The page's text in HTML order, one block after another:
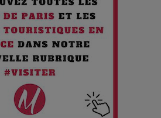
prend le pouvoir : une plongée dans un
du Kazakhstan”, célèbre ses 30
Gaveau
fashion : un désastre écologique en